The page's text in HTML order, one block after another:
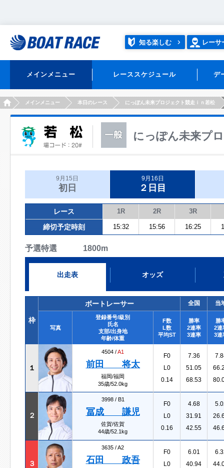
知る楽しむ レーサ
メインメニュー レーススケジュール デ
HOMEメインメニュー 本日のレース にっぽん未来プロジェクト競走ｉｎ若松
にっぽん未来プ
9月15日
初日
9月16日
２日目
レース 1R 2R 3R
締切予定時刻 15:32 15:56 16:25
予選特選 1800m
出走表 オッズ
枠
ボートレーサー 全国 当
写真
登録番号/級別
氏名
支部/出身地
年齢/体重
F数
L数
平均ST
勝率
2連率
3連率
勝
2連
3連
１
4504 /A1
前田 将太
福岡/福岡
35歳/52.0kg
F0
L0
0.14
7.36
51.05
68.53
２
3998 / B1
冨成 謙児
佐賀/佐賀
44歳/52.1kg
F0
L0
0.16
4.68
31.91
42.55
３
3635 /A2
石田 政吾
F0
L0
6.01
40.94